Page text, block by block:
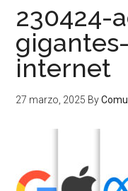
230424-
internet
27 marzo, 2025 By